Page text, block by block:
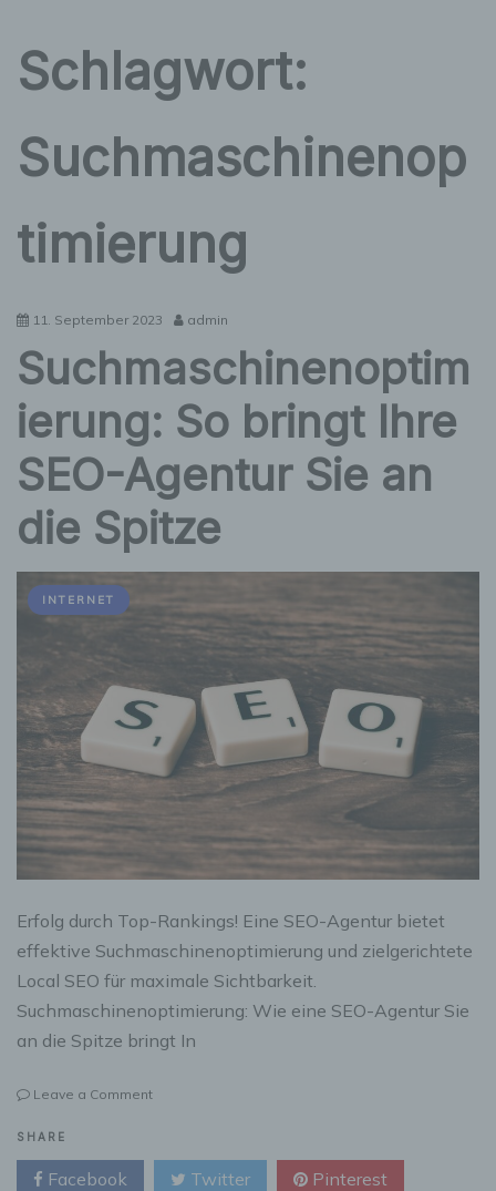
Schlagwort:
Suchmaschinenop
timierung
11. September 2023 admin
Suchmaschinenoptim
ierung: So bringt Ihre
SEO-Agentur Sie an
die Spitze
INTERNET
Erfolg durch Top-Rankings! Eine SEO-Agentur bietet
effektive Suchmaschinenoptimierung und zielgerichtete
Local SEO für maximale Sichtbarkeit.
Suchmaschinenoptimierung: Wie eine SEO-Agentur Sie
an die Spitze bringt In
Leave a Commenton
bringt
Ihre
SHARE
Facebook Twitter Pinterest